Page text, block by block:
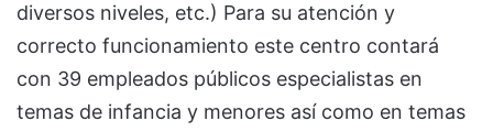
diversos niveles, etc.) Para su atención y
correcto funcionamiento este centro contará
con 39 empleados públicos especialistas en
temas de infancia y menores así como en temas